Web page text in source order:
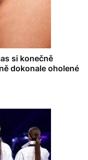
si konečně
dokonale oholené